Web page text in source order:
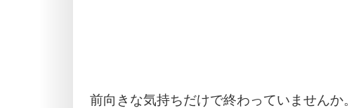
前向きな気持ちだけで終わっていませんか。